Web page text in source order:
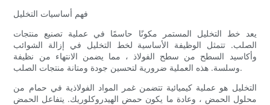
فهم أساسيات التخليل
يعد خط التخليل المستمر مكونًا حاسمًا في عملية تصنيع منتجات
الصلب. تتمثل الوظيفة الأساسية لخط التخليل في إزالة الشوائب
وأكاسيد السطح من سطح الفولاذ ، مما يضمن الانتهاء من نظيفة
وسلسة. هذه العملية ضرورية لتحسين جودة ومتانة منتجات الصلب.
التخليل هو عملية كيميائية تتضمن غمر المواد الفولاذية في حمام من
محلول الحمض ، وعادة ما يكون حمض الهيدروكلوريك. يتفاعل الحمض